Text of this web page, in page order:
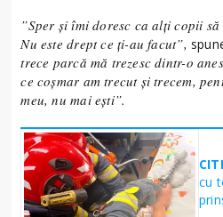
”Sper și îmi doresc ca alți copii
Nu este drept ce ți-au facut”,
trece parcă mă trezesc dintr-o
ce coșmar am trecut și trecem,
meu, nu mai ești”.
cu